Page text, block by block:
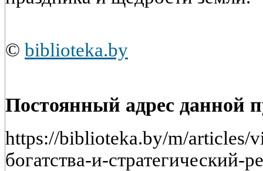
© biblioteka.by
Постоянный адрес данной
https://biblioteka.by/m/articles/
богатства-и-стратегический-